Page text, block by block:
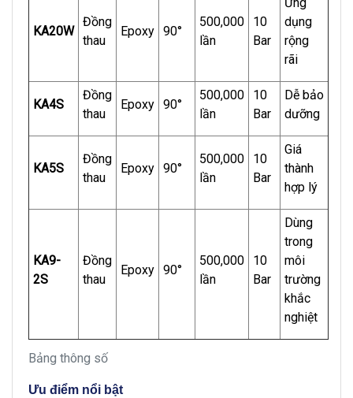
Bảng thông số
KA20W
Đồng
thau
Epoxy 90°
500,000
lần
10
Bar
dụng
rộng
rãi
KA4S
Đồng
thau
Epoxy 90°
500,000
lần
10
Bar
Dễ bảo
dưỡng
KA5S
Đồng
thau
Epoxy 90°
500,000
lần
10
Bar
Giá
thành
hợp lý
KA9-
2S
Đồng
thau
Epoxy 90°
500,000
lần
10
Bar
Dùng
trong
môi
trường
khắc
nghiệt
Ưu điểm nổi bật